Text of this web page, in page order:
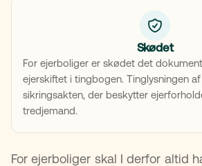
Skødet
For ejerboliger er skødet det
ejerskiftet i tingbogen. Tinglysningen
sikringsakten, der beskytter
tredjemand.
For ejerboliger skal I derfor altid